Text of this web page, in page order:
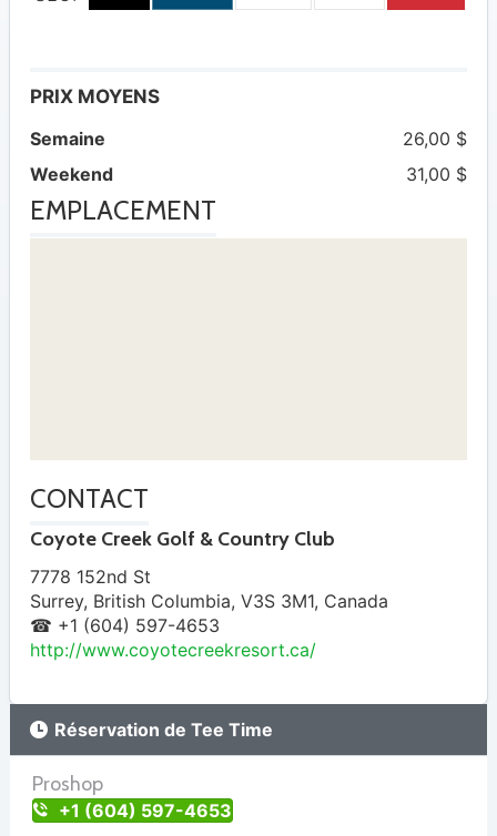
PRIX MOYENS
Semaine
26,00 $
Weekend
31,00 $
EMPLACEMENT
CONTACT
Coyote Creek Golf & Country Club
7778 152nd St
Surrey, British Columbia, V3S 3M1, Canada
☎ +1 (604) 597-4653
http://www.coyotecreekresort.ca/
Réservation de Tee Time
Proshop
+1 (604) 597-4653